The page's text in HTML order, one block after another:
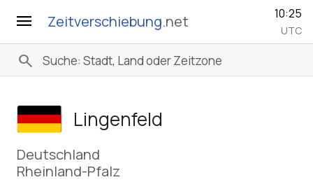
menu Zeitverschiebung.net 10:25
UTC
search
Lingenfeld
Deutschland
Rheinland-Pfalz